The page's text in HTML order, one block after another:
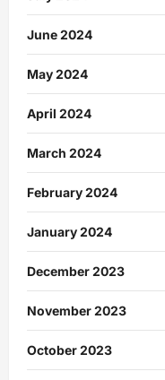
June 2024
May 2024
April 2024
March 2024
February 2024
January 2024
December 2023
November 2023
October 2023